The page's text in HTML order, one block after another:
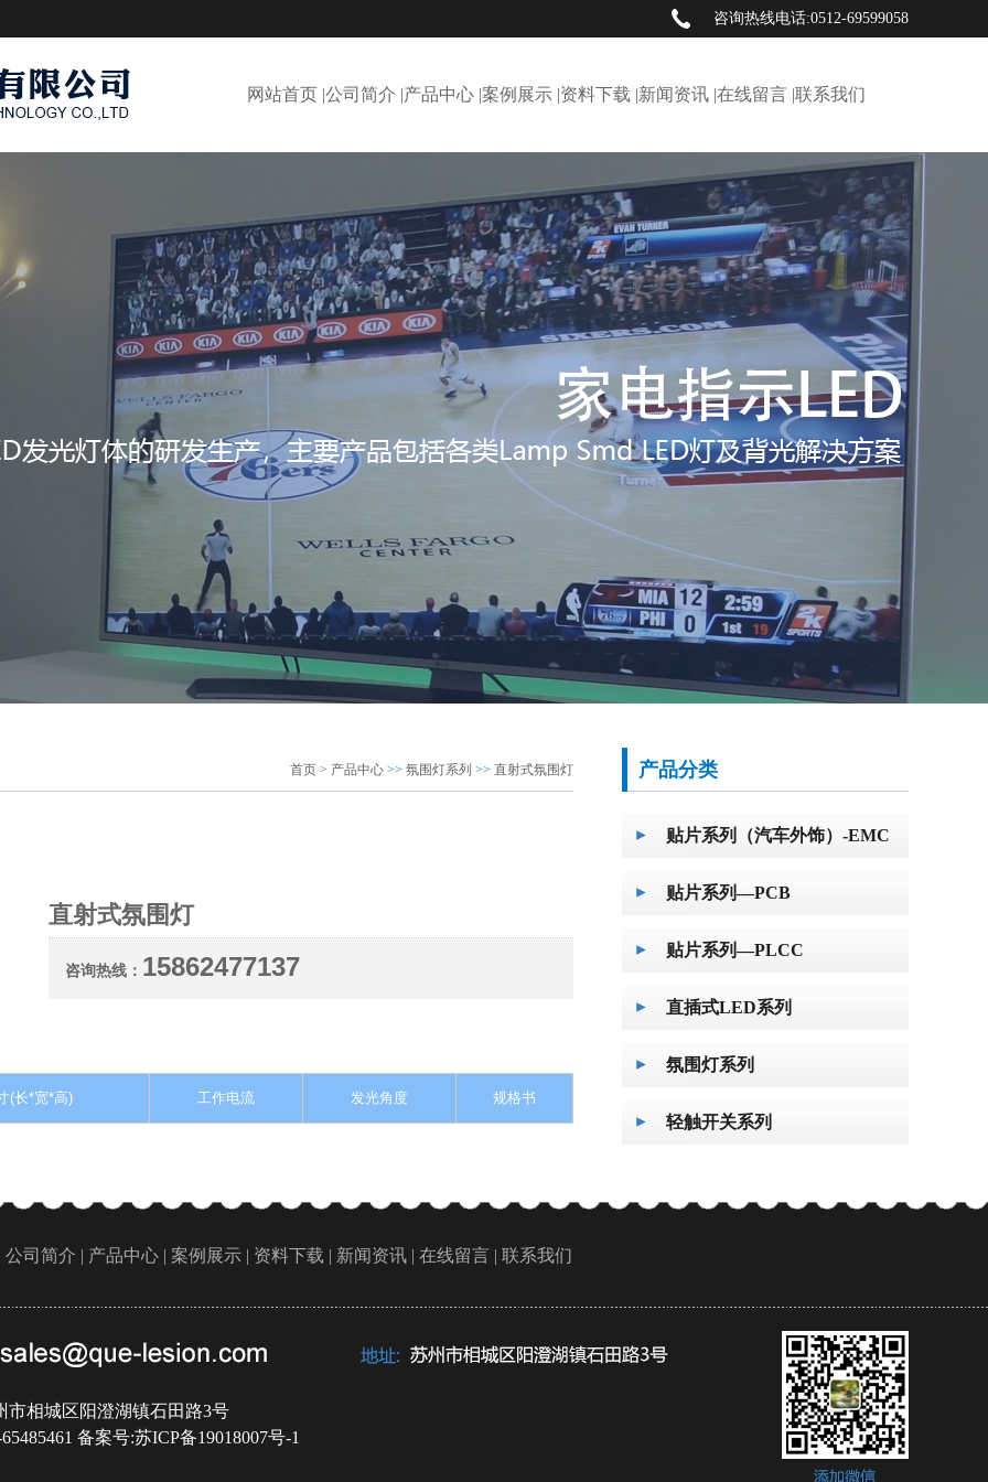
咨询热线电话:0512-69599058
网站首页 |公司简介 |产品中心 |案例展示 |资料下载 |新闻资讯 |在线留言 |联系我们
首页 > 产品中心 >> 氛围灯系列 >> 直射式氛围灯
直射式氛围灯
咨询热线： 15862477137
(长*宽*高) 工作电流 发光角度 规格书
产品分类
贴片系列（汽车外饰）-EMC
贴片系列—PCB
贴片系列—PLCC
直插式LED系列
氛围灯系列
轻触开关系列
公司简介 | 产品中心 | 案例展示 | 资料下载 | 新闻资讯 | 在线留言 | 联系我们
相城区阳澄湖镇石田路3号
备案号:苏ICP备19018007号-1